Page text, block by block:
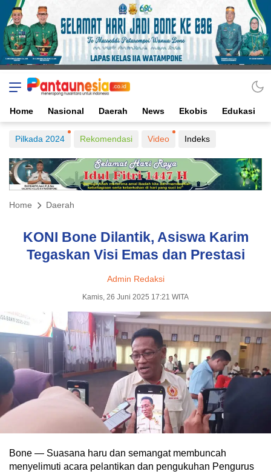
Home Nasional Daerah News Ekobis Edukasi
Pilkada 2024 Rekomendasi Video Indeks
Home Daerah
KONI Bone Dilantik, Asiswa Karim
Tegaskan Visi Emas dan Prestasi
Admin Redaksi
Kamis, 26 Juni 2025 17:21 WITA
Bone — Suasana haru dan semangat membuncah
menyelimuti acara pelantikan dan pengukuhan Pengurus